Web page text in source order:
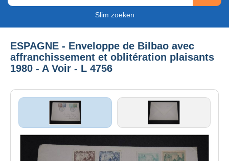
Slim zoeken
ESPAGNE - Enveloppe de Bilbao avec
affranchissement et oblitération plaisants
1980 - A Voir - L 4756